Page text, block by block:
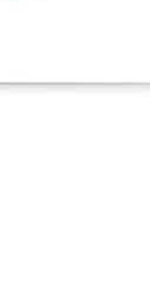
Капучино